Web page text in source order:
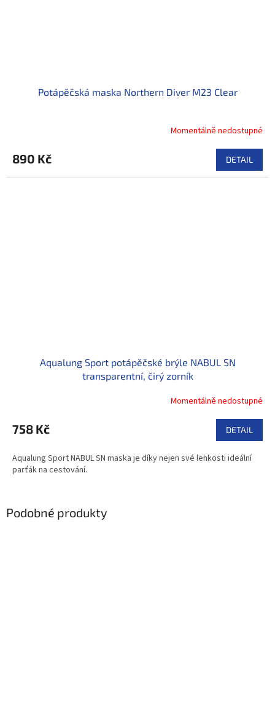
Potápěčská maska Northern Diver M23 Clear
Momentálně nedostupné
890 Kč DETAIL
Aqualung Sport potápěčské brýle NABUL SN
transparentní, čirý zorník
Momentálně nedostupné
758 Kč DETAIL
Aqualung Sport NABUL SN maska je díky nejen své lehkosti ideální
parťák na cestování.
Podobné produkty